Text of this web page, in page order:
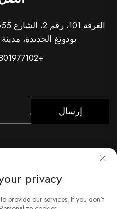
بودونغ الجديدة،
+86-13801977102
إرسال
الحقوق
privacy
provide our services. If you don't